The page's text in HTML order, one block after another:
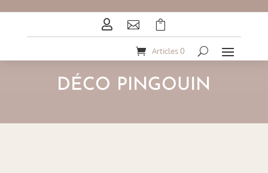
  
Articles 0
DÉCO PINGOUIN